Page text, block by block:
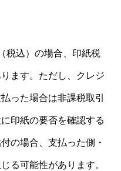
税込）の場合、印紙税
ます。ただし、クレジ
った場合は非課税取引
印紙の要否を確認する
の場合、支払った側・
る可能性があります。